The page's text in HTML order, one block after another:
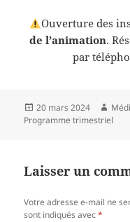
Ouverture des
de l’animation.
par
Publié
le
20 mars 2024
Programme trimestriel
Laisser un
Votre adresse e-mail ne
sont indiqués avec*